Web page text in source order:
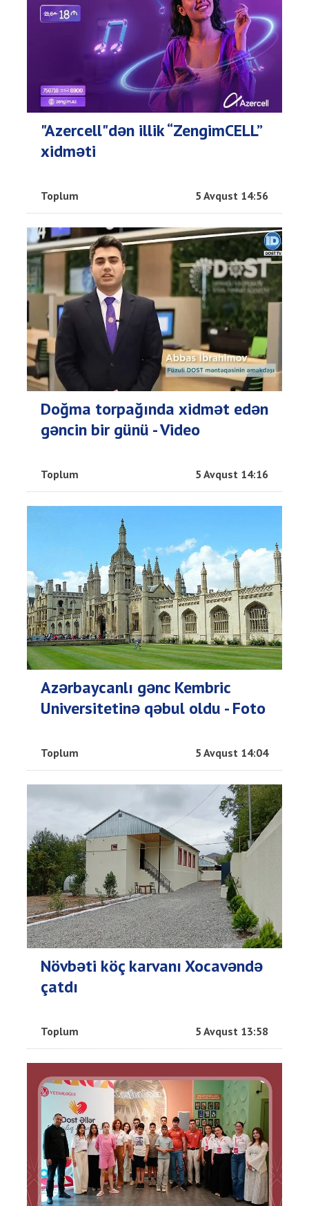
"Azercell"dən illik “ZengimCELL”
xidməti
Toplum 5 Avqust 14:56
Doğma torpağında xidmət edən
gəncin bir günü - Video
Toplum 5 Avqust 14:16
Azərbaycanlı gənc Kembric
Universitetinə qəbul oldu - Foto
Toplum 5 Avqust 14:04
Növbəti köç karvanı Xocavəndə
çatdı
Toplum 5 Avqust 13:58